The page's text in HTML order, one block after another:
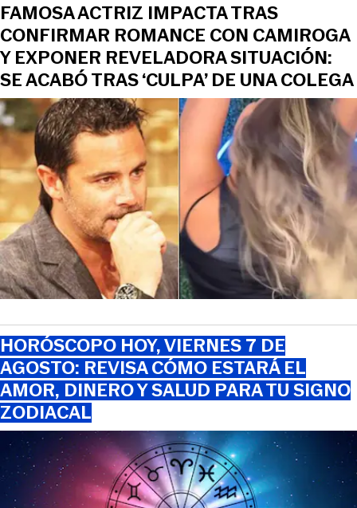
FAMOSA ACTRIZ IMPACTA TRAS
CONFIRMAR ROMANCE CON CAMIROGA
Y EXPONER REVELADORA SITUACIÓN:
SE ACABÓ TRAS ‘CULPA’ DE UNA COLEGA
HORÓSCOPO HOY, VIERNES 7 DE
AGOSTO: REVISA CÓMO ESTARÁ EL
AMOR, DINERO Y SALUD PARA TU SIGNO
ZODIACAL